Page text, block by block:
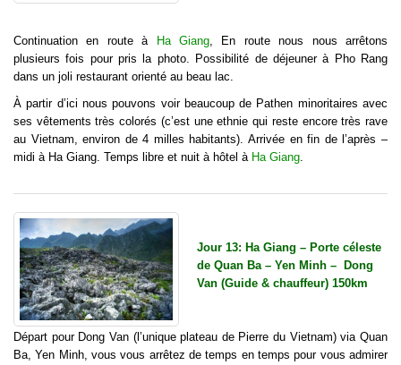
Continuation en route à Ha Giang , En route nous nous arrêtons
plusieurs fois pour pris la photo. Possibilité de déjeuner à Pho Rang
dans un joli restaurant orienté au beau lac.
À partir d’ici nous pouvons voir beaucoup de Pathen minoritaires avec
ses vêtements très colorés (c’est une ethnie qui reste encore très rave
au Vietnam, environ de 4 milles habitants). Arrivée en fin de l’après –
midi à Ha Giang. Temps libre et nuit à hôtel à Ha Giang
Jour 13: Ha Giang – Porte céleste
de Quan Ba – Yen Minh – Dong
Van (Guide & chauffeur) 150km
Départ pour Dong Van (l’unique plateau de Pierre du Vietnam) via Quan
Ba, Yen Minh, vous vous arrêtez de temps en temps pour vous admirer